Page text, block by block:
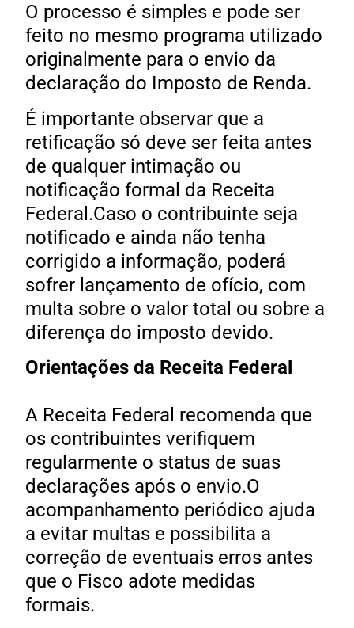
O processo é simples e pode ser
feito no mesmo programa utilizado
originalmente para o envio da
declaração do Imposto de Renda.
É importante observar que a
retificação só deve ser feita antes
de qualquer intimação ou
notificação formal da Receita
Federal.Caso o contribuinte seja
notificado e ainda não tenha
corrigido a informação, poderá
sofrer lançamento de ofício, com
multa sobre o valor total ou sobre a
diferença do imposto devido.
Orientações da Receita Federal
A Receita Federal recomenda que
os contribuintes verifiquem
regularmente o status de suas
declarações após o envio.O
acompanhamento periódico ajuda
a evitar multas e possibilita a
correção de eventuais erros antes
que o Fisco adote medidas
formais.